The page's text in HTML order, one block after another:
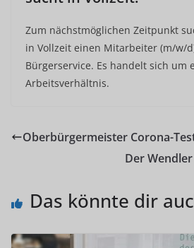
Zum nächstmöglichen Zeitpunkt
in Vollzeit einen Mitarbeiter (m/w/
Bürgerservice. Es handelt sich um
Arbeitsverhältnis.
Oberbürgermeister Corona-
Der
Das könnte dir